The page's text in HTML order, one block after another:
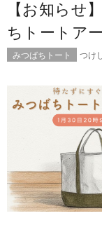
【お知らせ
ちトートア
みつばちトート つけ